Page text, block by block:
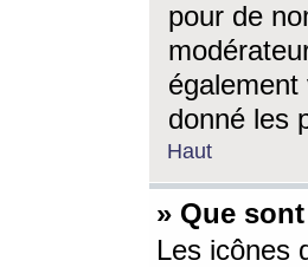
pour de
également
donné les
Haut
» Que
Les icônes